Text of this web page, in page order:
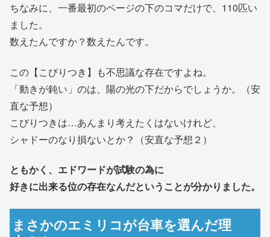
ちなみに、一番最初のページの下のコマだけで、110匹い
ました。
数えたんですか？数えたんです。
この【こびりつき】も不思議な存在ですよね。
「動きが鈍い」のは、陽の光の下だからでしょうか。（安
直な予想）
こびりつきは…あんまり考えたくはないけれど、
シャドーのなり損ないとか？（安直な予想２）
ともかく、エドワードが試験の為に
好きに出来る位の存在なんだということが分かりました。
まさかのエミリコが台車を選んだ理